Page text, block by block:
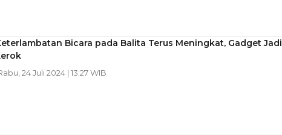
Bicara pada Balita Terus Meningkat, Gadget Jadi
24 Juli 2024 | 13:27 WIB